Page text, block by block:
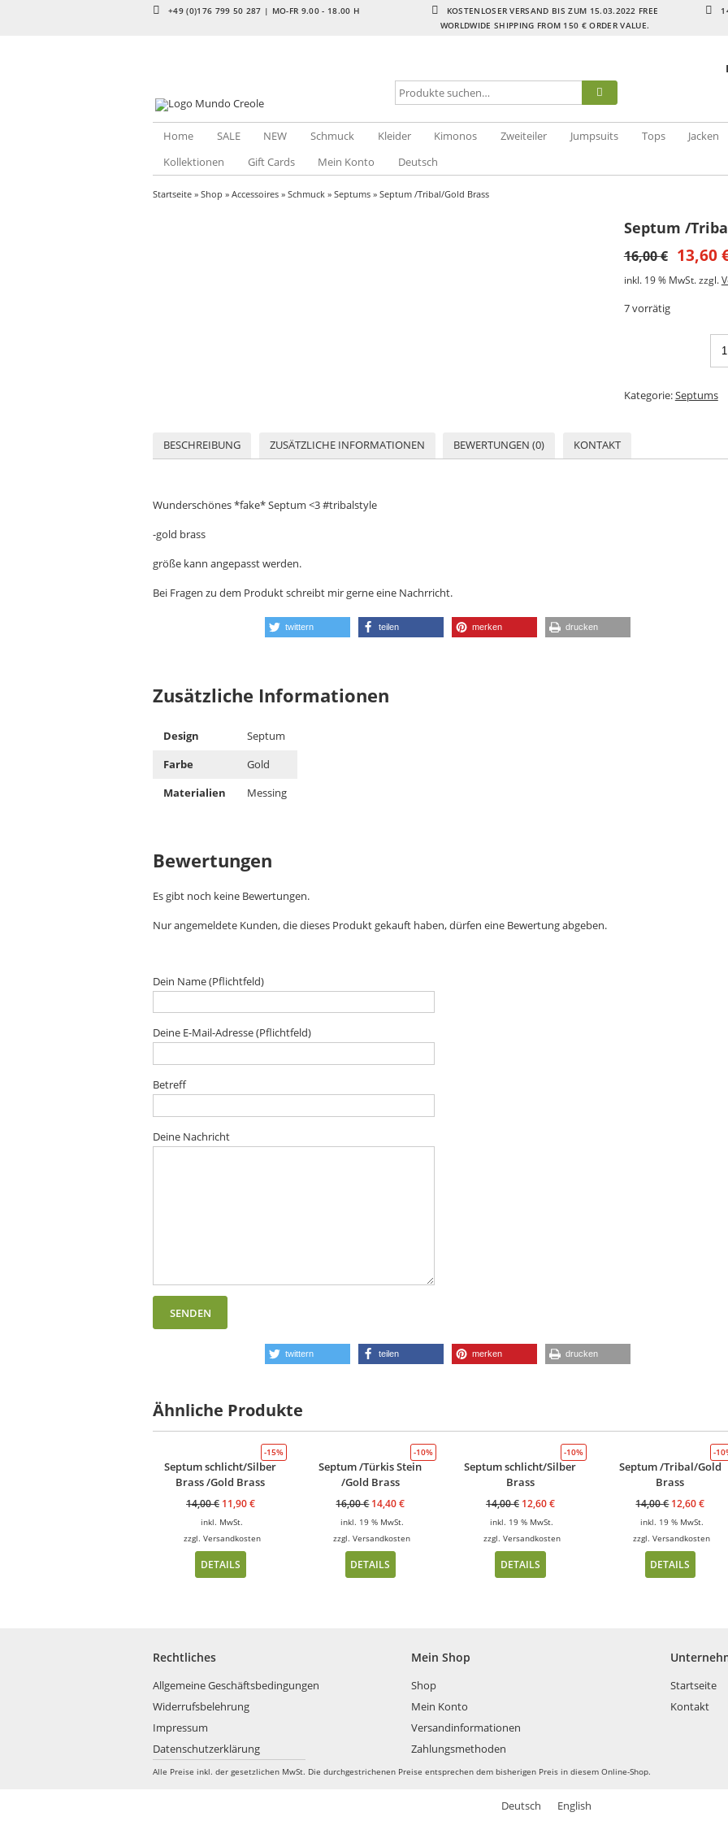
+49 (0)176 799 50 287 | MO-FR 9.00 - 18.00 H
KOSTENLOSER VERSAND BIS ZUM 15.03.2022 FREE
WORLDWIDE SHIPPING FROM 150 € ORDER VALUE.
Home SALE NEW Schmuck Kleider Kimonos Zweiteiler Jumpsuits Tops
Jacken
Kollektionen
Gift Cards Mein Konto Deutsch
Startseite » Shop » Accessoires » Schmuck » Septums » Septum /Tribal/Gold Brass
Septum /
16,00€ 13,60
inkl. 19 % MwSt. zzgl.
7 vorrätig
Kategorie:Septums
BESCHREIBUNG ZUSÄTZLICHE INFORMATIONEN BEWERTUNGEN (0) KONTAKT
Wunderschönes *fake* Septum <3 #tribalstyle
-gold brass
größe kann angepasst werden.
Bei Fragen zu dem Produkt schreibt mir gerne eine Nachrricht.
twittern teilen merken drucken
Zusätzliche Informationen
Design
Septum
Farbe
Gold
Materialien
Messing
Bewertungen
Es gibt noch keine Bewertungen.
Nur angemeldete Kunden, die dieses Produkt gekauft haben, dürfen eine Bewertung abgeben.
Dein Name (Pflichtfeld)
Deine E-Mail-Adresse (Pflichtfeld)
Betreff
Deine Nachricht
twittern teilen merken drucken
Ähnliche Produkte
-15%
Septum schlicht/Silber
Brass /Gold Brass
14,00€ 11,90€
inkl. MwSt.
zzgl. Versandkosten
DETAILS
-10%
Septum /Türkis Stein
/Gold Brass
16,00€ 14,40€
inkl. 19 % MwSt.
zzgl.Versandkosten
DETAILS
-10%
Septum schlicht/Silber
Brass
14,00€ 12,60€
inkl. 19 % MwSt.
zzgl. Versandkosten
DETAILS
-
Septum /Tribal/Gold
Brass
14,00€ 12,60€
inkl. 19 % MwSt.
zzgl.Versandkosten
DETAILS
Rechtliches
Allgemeine Geschäftsbedingungen
Widerrufsbelehrung
Impressum
Datenschutzerklärung
Mein Shop
Shop
Mein Konto
Versandinformationen
Zahlungsmethoden
Startseite
Kontakt
Alle Preise inkl. der gesetzlichen MwSt. Die durchgestrichenen Preise entsprechen dem bisherigen Preis in diesem Online-Shop.
Deutsch English